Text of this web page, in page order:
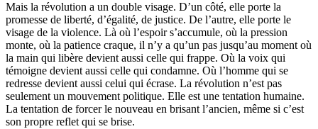
Mais la révolution a un double visage. D’un côté, elle porte la
promesse de liberté, d’égalité, de justice. De l’autre, elle porte le
visage de la violence. Là où l’espoir s’accumule, où la pression
monte, où la patience craque, il n’y a qu’un pas jusqu’au moment où
la main qui libère devient aussi celle qui frappe. Où la voix qui
témoigne devient aussi celle qui condamne. Où l’homme qui se
redresse devient aussi celui qui écrase. La révolution n’est pas
seulement un mouvement politique. Elle est une tentation humaine.
La tentation de forcer le nouveau en brisant l’ancien, même si c’est
son propre reflet qui se brise.